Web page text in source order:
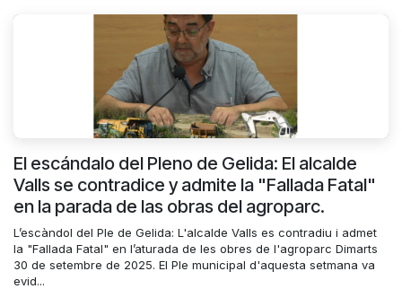
El escándalo del Pleno de Gelida: El alcalde
Valls se contradice y admite la "Fallada Fatal"
en la parada de las obras del agroparc.
L’escàndol del Ple de Gelida: L'alcalde Valls es contradiu i admet
la "Fallada Fatal" en l’aturada de les obres de l'agroparc Dimarts
30 de setembre de 2025. El Ple municipal d'aquesta setmana va
evid...